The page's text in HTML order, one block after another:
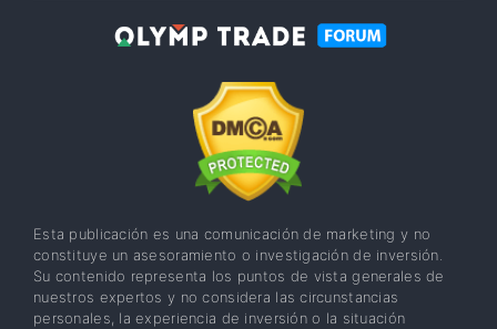
Esta publicación es una comunicación de marketing y no
constituye un asesoramiento o investigación de inversión.
Su contenido representa los puntos de vista generales de
nuestros expertos y no considera las circunstancias
personales, la experiencia de inversión o la situación